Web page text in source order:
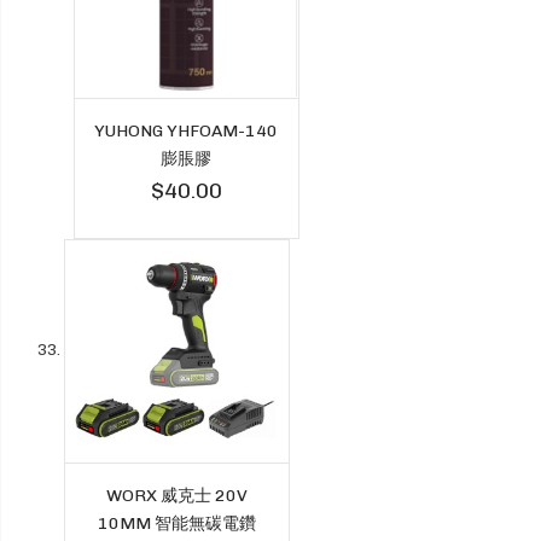
YUHONG YHFOAM-140
膨脹膠
$40.00
WORX 威克士 20V
10MM 智能無碳電鑽